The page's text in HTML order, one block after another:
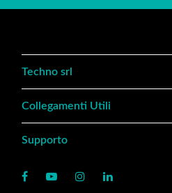
Techno srl
Collegamenti Utili
Supporto